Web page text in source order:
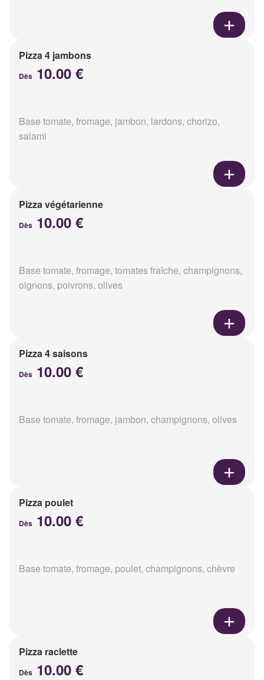
Pizza 4 jambons
Dès 10.00 €
Base tomate, fromage, jambon, lardons, chorizo,
salami
Pizza végétarienne
Dès 10.00 €
Base tomate, fromage, tomates fraîche, champignons,
oignons, poivrons, olives
Pizza 4 saisons
Dès 10.00 €
Base tomate, fromage, jambon, champignons, olives
Pizza poulet
Dès 10.00 €
Base tomate, fromage, poulet, champignons, chèvre
Pizza raclette
Dès 10.00 €